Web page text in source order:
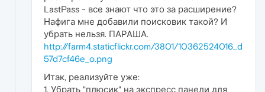
LastPass - все знают что это за расширение?
Нафига мне добавили поисковик такой? И
убрать нельзя. ПАРАША.
http://farm4.staticflickr.com/3801/10362524016_d
57d7cf46e_o.png
Итак, реализуйте уже:
1. Убрать "плюсик" на экспресс панели для